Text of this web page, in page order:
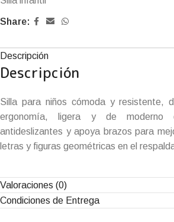
Share:
Descripción
Descripción
Silla para niños cómoda y resistente,
ergonomía, ligera y de moderno
antideslizantes y apoya brazos para
letras y figuras geométricas en el
Valoraciones (0)
Condiciones de Entrega